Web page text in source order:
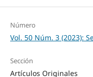
Número
Vol. 50 Núm. 3 (2023):
Sección
Artículos Originales